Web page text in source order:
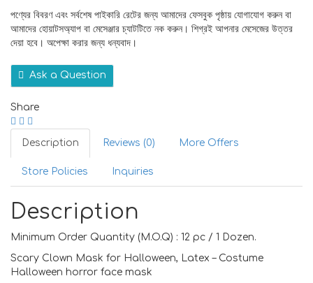
পণ্যের বিবরণ এবং সর্বশেষ পাইকারি রেটের জন্য আমাদের ফেসবুক পৃষ্ঠায় যোগাযোগ করুন বা
আমাদের হোয়াটসঅ্যাপ বা মেসেঞ্জার চ্যাটটিতে নক করুন। শিগ্রই আপনার মেসেজের উত্তর
দেয়া হবে। অপেক্ষা করার জন্য ধন্যবাদ।
Ask a Question
Share
Description Reviews (0) More Offers
Store Policies Inquiries
Description
Minimum Order Quantity (M.O.Q) : 12 pc / 1 Dozen.
Scary Clown Mask for Halloween, Latex – Costume
Halloween horror face mask